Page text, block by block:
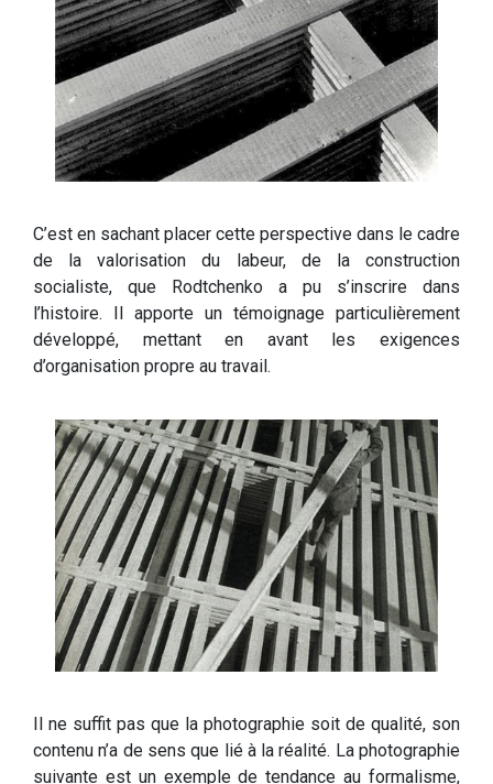
C’est en sachant placer cette perspective dans le cadre
de la valorisation du labeur, de la construction
socialiste, que Rodtchenko a pu s’inscrire dans
l’histoire. Il apporte un témoignage particulièrement
développé, mettant en avant les exigences
d’organisation propre au travail.
Il ne suffit pas que la photographie soit de qualité, son
contenu n’a de sens que lié à la réalité. La photographie
suivante est un exemple de tendance au formalisme,